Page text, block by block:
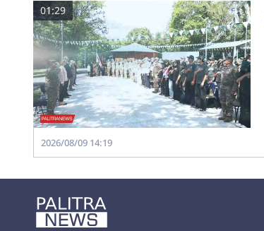
01:29
2026/08/09 14:19